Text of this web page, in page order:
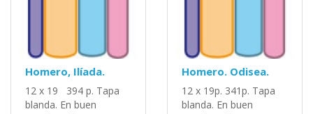
Homero, Ilíada.
12 x 19 394 p. Tapa
blanda. En buen
Homero. Odisea.
12 x 19p. 341p. Tapa
blanda. En buen